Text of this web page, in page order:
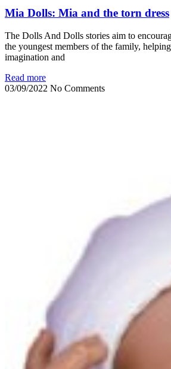
Mia Dolls: Mia and the torn dress
The Dolls And Dolls stories aim to
the youngest members of the family,
imagination and
Read more
03/09/2022 No Comments